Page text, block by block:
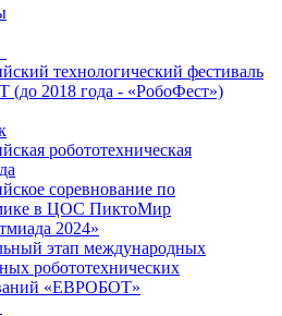
технологический фестиваль
(до 2018 года - «РобоФест»)
робототехническая
соревнование по
в ЦОС ПиктоМир
2024»
этап международных
робототехнических
«ЕВРОБОТ»